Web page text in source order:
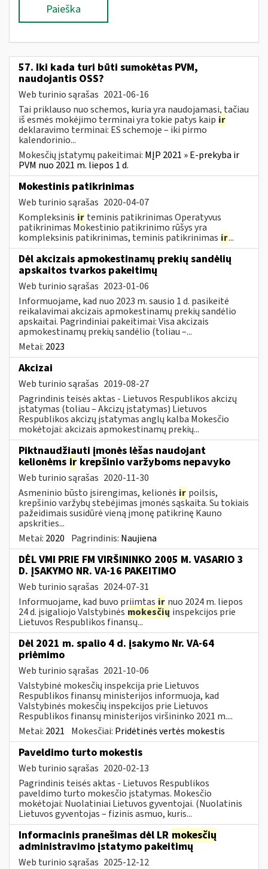
Paieška
57. Iki kada turi būti sumokėtas PVM,
naudojantis OSS?
Web turinio sąrašas 2021-06-16
Tai priklauso nuo schemos, kuria yra naudojamasi, tačiau
iš esmės mokėjimo terminai yra tokie patys kaip ir
deklaravimo terminai: ES schemoje – iki pirmo
kalendorinio...
Mokesčių įstatymų pakeitimai: MĮP 2021 » E-prekyba ir
PVM nuo 2021 m. liepos 1 d.
Mokestinis patikrinimas
Web turinio sąrašas 2020-04-07
Kompleksinis ir teminis patikrinimas Operatyvus
patikrinimas Mokestinio patikrinimo rūšys yra
kompleksinis patikrinimas, teminis patikrinimas ir...
Dėl akcizais apmokestinamų prekių sandėlių
apskaitos tvarkos pakeitimų
Web turinio sąrašas 2023-01-06
Informuojame, kad nuo 2023 m. sausio 1 d. pasikeitė
reikalavimai akcizais apmokestinamų prekių sandėlio
apskaitai. Pagrindiniai pakeitimai: Visa akcizais
apmokestinamų prekių sandėlio (toliau –...
Metai: 2023
Akcizai
Web turinio sąrašas 2019-08-27
Pagrindinis teisės aktas - Lietuvos Respublikos akcizų
įstatymas (toliau – Akcizų įstatymas) Lietuvos
Respublikos akcizų įstatymas anglų kalba Mokesčio
mokėtojai: akcizais apmokestinamų prekių...
Piktnaudžiauti įmonės lėšas naudojant
kelionėms ir krepšinio varžyboms nepavyko
Web turinio sąrašas 2020-11-30
Asmeninio būsto įsirengimas, kelionės ir poilsis,
krepšinio varžybų stebėjimas įmonės sąskaita. Su tokiais
pažeidimais susidūrė vieną įmonę patikrinę Kauno
apskrities...
Metai: 2020 Pagrindinis: Naujiena
DĖL VMI PRIE FM VIRŠININKO 2005 M. VASARIO 3
D. ĮSAKYMO NR. VA-16 PAKEITIMO
Web turinio sąrašas 2024-07-31
Informuojame, kad buvo priimtas ir nuo 2024 m. liepos
24 d. įsigaliojo Valstybinės mokesčių inspekcijos prie
Lietuvos Respublikos finansų...
Dėl 2021 m. spalio 4 d. įsakymo Nr. VA-64
priėmimo
Web turinio sąrašas 2021-10-06
Valstybinė mokesčių inspekcija prie Lietuvos
Respublikos finansų ministerijos informuoja, kad
Valstybinės mokesčių inspekcijos prie Lietuvos
Respublikos finansų ministerijos viršininko 2021 m....
Metai: 2021 Mokesčiai: Pridėtinės vertės mokestis
Paveldimo turto mokestis
Web turinio sąrašas 2020-02-13
Pagrindinis teisės aktas - Lietuvos Respublikos
paveldimo turto mokesčio įstatymas. Mokesčio
mokėtojai: Nuolatiniai Lietuvos gyventojai. (Nuolatinis
Lietuvos gyventojas – fizinis asmuo, kuris...
Informacinis pranešimas dėl LR mokesčių
administravimo įstatymo pakeitimų
Web turinio sąrašas 2025-12-12